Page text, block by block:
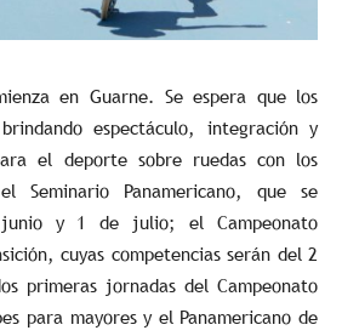
en Guarne. Se espera que los
espectáculo, integración y
el deporte sobre ruedas con los
Seminario Panamericano, que se
y 1 de julio; el Campeonato
cuyas competencias serán del 2
primeras jornadas del Campeonato
para mayores y el Panamericano de